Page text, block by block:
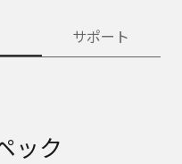
サポート
ック